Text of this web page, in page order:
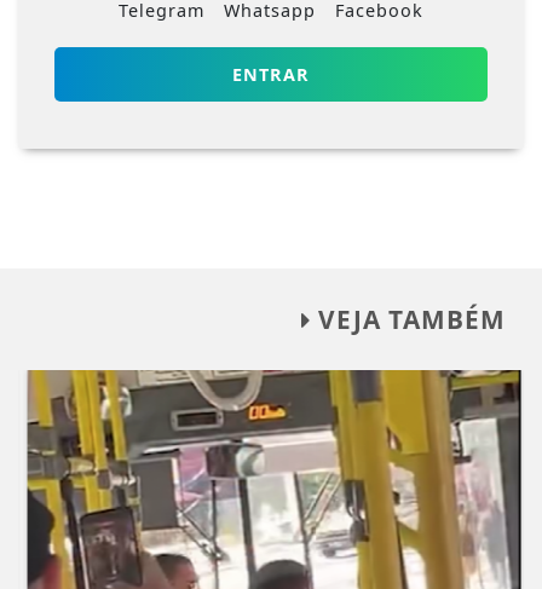
Telegram Whatsapp Facebook
ENTRAR
VEJA TAMBÉM